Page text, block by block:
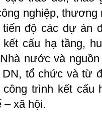
nghiệp, thương
độ các dự án
cấu hạ tầng,
nước và
tổ chức và từ
trình kết cấu
– xã hội.